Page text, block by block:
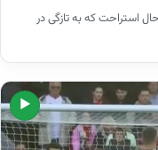
استراحت که به تازگی در
▶